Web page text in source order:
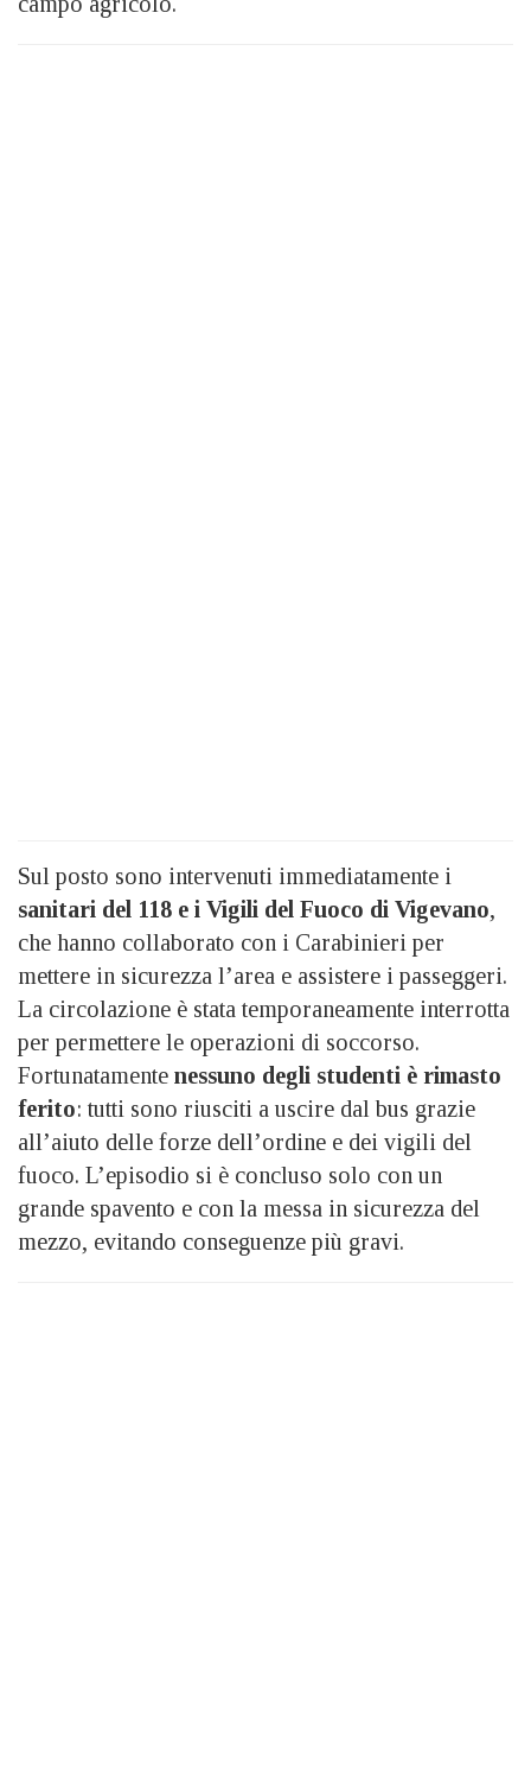
Sul posto sono intervenuti immediatamente i
sanitari del 118 e i Vigili del Fuoco di Vigevano,
che hanno collaborato con i Carabinieri per
mettere in sicurezza l’area e assistere i passeggeri.
La circolazione è stata temporaneamente interrotta
per permettere le operazioni di soccorso.
Fortunatamente nessuno degli studenti è rimasto
ferito: tutti sono riusciti a uscire dal bus grazie
all’aiuto delle forze dell’ordine e dei vigili del
fuoco. L’episodio si è concluso solo con un
grande spavento e con la messa in sicurezza del
mezzo, evitando conseguenze più gravi.